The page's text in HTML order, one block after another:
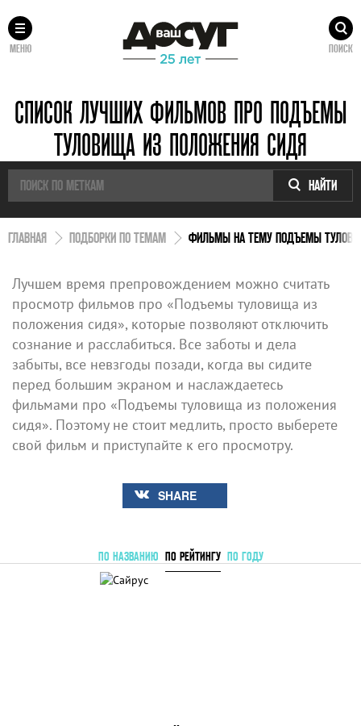
МЕНЮ ПОИСК
СПИСОК ЛУЧШИХ ФИЛЬМОВ ПРО ПОДЪЕМЫ
ТУЛОВИЩА ИЗ ПОЛОЖЕНИЯ СИДЯ
НАЙТИ
ГЛАВНАЯ ПОДБОРКИ ПО ТЕМАМ ФИЛЬМЫ НА ТЕМУ ПОДЪЕМЫ
Лучшем время препровождением можно считать
просмотр фильмов про «Подъемы туловища из
положения сидя», которые позволяют отключить
сознание и расслабиться. Все заботы и дела
забыты, все невзгоды позади, когда вы сидите
перед большим экраном и наслаждаетесь
фильмами про «Подъемы туловища из положения
сидя». Поэтому не стоит медлить, просто выберете
свой фильм и приступайте к его просмотру.
SHARE
ПО НАЗВАНИЮ ПО РЕЙТИНГУ ПО ГОДУ